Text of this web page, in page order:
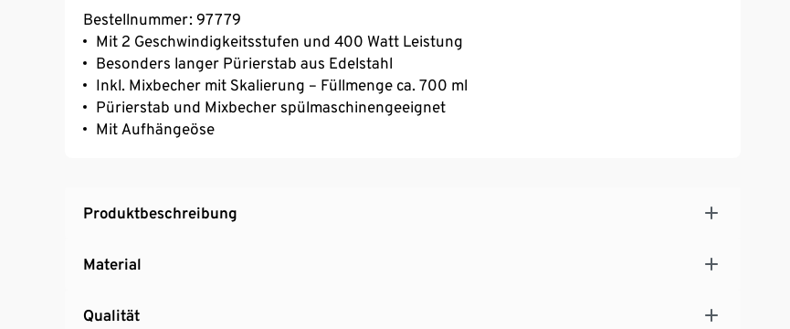
Bestellnummer: 97779
Mit 2 Geschwindigkeitsstufen und 400 Watt Leistung
Besonders langer Pürierstab aus Edelstahl
Inkl. Mixbecher mit Skalierung – Füllmenge ca. 700 ml
Pürierstab und Mixbecher spülmaschinengeeignet
Mit Aufhängeöse
Produktbeschreibung
Material
Qualität